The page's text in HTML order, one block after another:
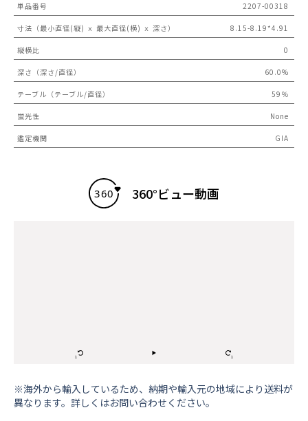
単品番号 2207-00318
寸法（最小直径(縦) ｘ 最大直径(横) ｘ 深さ） 8.15-8.19*4.91
縦横比 0
深さ（深さ/直径） 60.0%
テーブル（テーブル/直径） 59％
蛍光性 None
鑑定機関 GIA
360°ビュー動画
※海外から輸⼊しているため、納期や輸⼊元の地域により送料が
異なります。詳しくはお問い合わせください。